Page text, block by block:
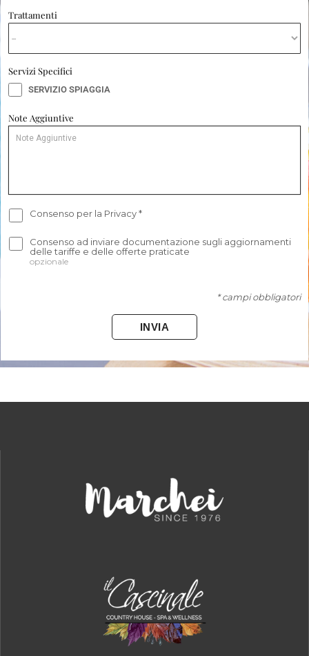
Trattamenti
Servizi Specifici
SERVIZIO SPIAGGIA
Note Aggiuntive
Consenso per la Privacy*
Consenso ad inviare documentazione sugli aggiornamenti
delle tariffe e delle offerte praticate
opzionale
* campi obbligatori
INVIA